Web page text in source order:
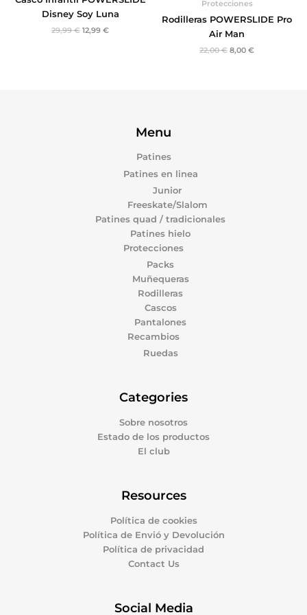
Disney Soy Luna
29,99€ 12,99 €
Protecciones
Rodilleras POWERSLIDE Pro
Air Man
22,00€ 8,00 €
Menu
Patines
Patines en linea
Junior
Freeskate/Slalom
Patines quad / tradicionales
Patines hielo
Protecciones
Packs
Muñequeras
Rodilleras
Cascos
Pantalones
Recambios
Ruedas
Categories
Sobre nosotros
Estado de los productos
El club
Resources
Política de cookies
Política de Envió y Devolución
Política de privacidad
Contact Us
Social Media